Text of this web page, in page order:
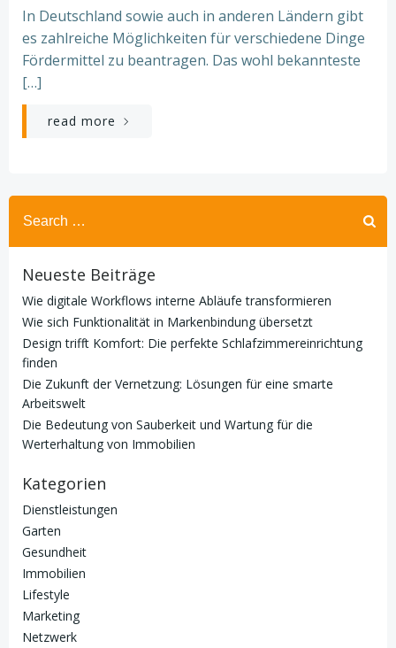
In Deutschland sowie auch in anderen Ländern gibt
es zahlreiche Möglichkeiten für verschiedene Dinge
Fördermittel zu beantragen. Das wohl bekannteste
[…]
read more
Search
for:
Neueste Beiträge
Wie digitale Workflows interne Abläufe transformieren
Wie sich Funktionalität in Markenbindung übersetzt
Design trifft Komfort: Die perfekte Schlafzimmereinrichtung
finden
Die Zukunft der Vernetzung: Lösungen für eine smarte
Arbeitswelt
Die Bedeutung von Sauberkeit und Wartung für die
Werterhaltung von Immobilien
Kategorien
Dienstleistungen
Garten
Gesundheit
Immobilien
Lifestyle
Marketing
Netzwerk